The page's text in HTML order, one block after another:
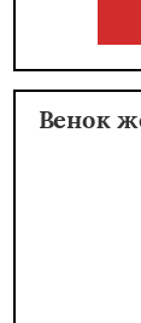
Венок